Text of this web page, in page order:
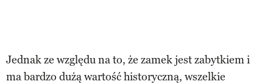
Jednak ze względu na to, że zamek jest zabytkiem i
ma bardzo dużą wartość historyczną, wszelkie